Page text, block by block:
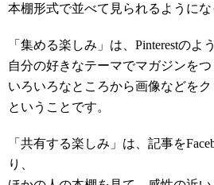
本棚形式で並べて見られるようにな
「集める楽しみ」は、Pinterestのよ
自分の好きなテーマでマガジンをつ
いろいろなところから画像などを
ということです。
「共有する楽しみ」は、記事を
り、